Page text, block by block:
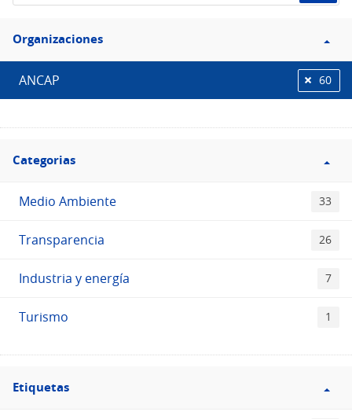
de
Filtro
Organizaciones
Organizaciones
ANCAP 60
Filtro
Categorias
Categorias
Medio Ambiente 33
Transparencia 26
Industria y energía 7
Turismo 1
Filtro
Etiquetas
Etiquetas